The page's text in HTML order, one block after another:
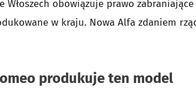
Włoszech obowiązuje prawo zabraniające
w kraju. Nowa Alfa zdaniem
produkuje ten model